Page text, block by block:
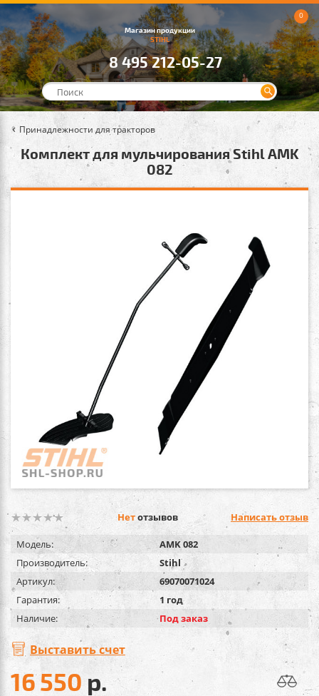
Магазин продукции
STIHL
8 495 212-05-27
0
Принадлежности для тракторов
Комплект для мульчирования Stihl AMK
082
Нетотзывов Написать отзыв
Модель:
AMK 082
Производитель:
Stihl
Артикул:
69070071024
Гарантия:
1 год
Наличие:
Под заказ
Выставить счет
16 550 р.